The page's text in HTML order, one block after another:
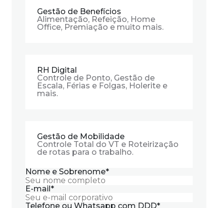
Gestão de Benefícios
Alimentação, Refeição, Home
Office, Premiação e muito mais.
RH Digital
Controle de Ponto, Gestão de
Escala, Férias e Folgas, Holerite e
mais.
Gestão de Mobilidade
Controle Total do VT e Roteirização
de rotas para o trabalho.
Nome e Sobrenome*
E-mail*
Telefone ou Whatsapp com DDD*